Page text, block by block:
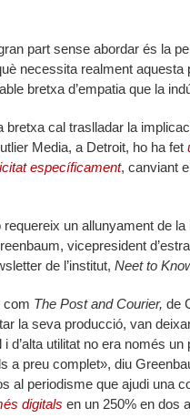
part sense abordar és la
necessita realment
bretxa d’empatia que la
bretxa cal traslladar la
Media, a Detroit, ho ha fet
específicament, canviant
un allunyament de la
vicepresident
de l’institut, Neet to
com The Post and Courier, de
la seva producció, van
d’alta utilitat no era només
a preu complet», diu
al periodisme que ajudi una
digitals en un 250% en dos